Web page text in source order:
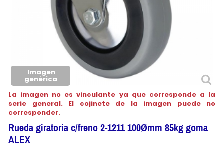
Imagen
genérica
La imagen no es vinculante ya que corresponde a la
serie general. El cojinete de la imagen puede no
corresponder.
Rueda giratoria c/freno 2-1211 100Ømm 85kg goma
ALEX